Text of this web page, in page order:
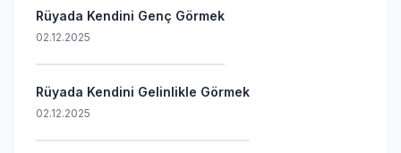
Rüyada Kendini Genç Görmek
02.12.2025
Rüyada Kendini Gelinlikle Görmek
02.12.2025